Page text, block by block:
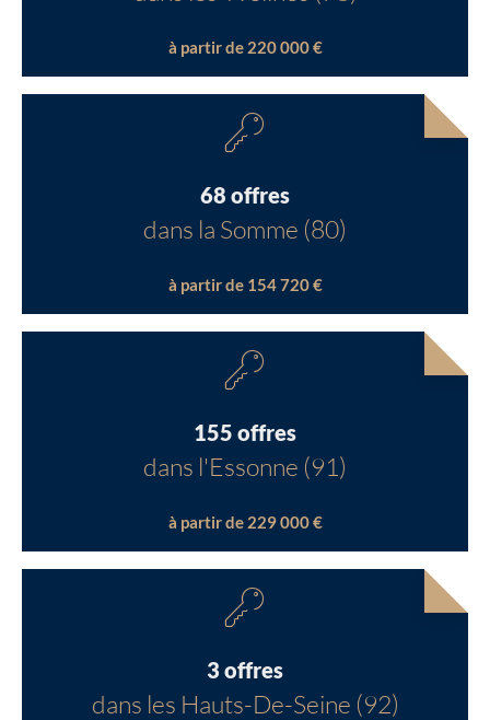
à partir de 220 000 €
68 offres
dans la Somme (80)
à partir de 154 720 €
155 offres
dans l'Essonne (91)
à partir de 229 000 €
3 offres
dans les Hauts-De-Seine (92)